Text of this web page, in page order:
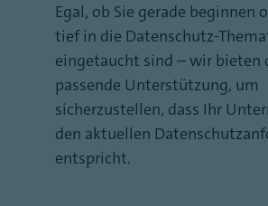
Egal, ob Sie gerade beginnen
tief in die Datenschutz-
eingetaucht sind – wir bieten
passende Unterstützung, um
sicherzustellen, dass Ihr
den aktuellen
entspricht.